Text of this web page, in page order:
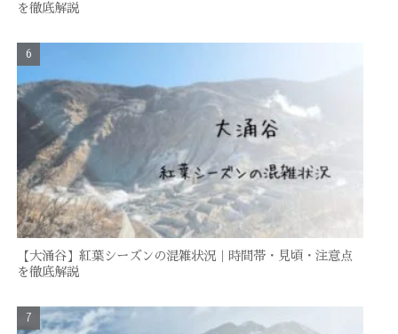
を徹底解説
【大涌谷】紅葉シーズンの混雑状況｜時間帯・見頃・注意点
を徹底解説